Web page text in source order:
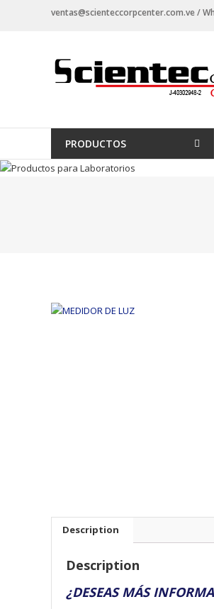
ventas@scienteccorpcenter.com.ve /
Productos
para
Investigación,
Industriales
y
PRODUCTOS
Description
Description
¿DESEAS MÁS